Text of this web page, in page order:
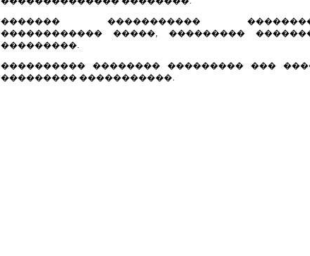
������� �����������
������������ �����, ���������
���������.
���������� �������� ��������� ���
��������� �����������.